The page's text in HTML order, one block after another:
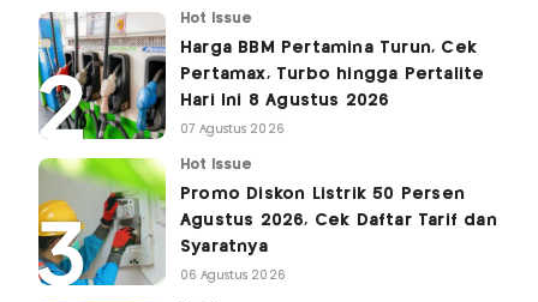
Hot Issue
Harga BBM Pertamina Turun, Cek
Pertamax, Turbo hingga Pertalite
Hari Ini 8 Agustus 2026
07 Agustus 2026
Hot Issue
Promo Diskon Listrik 50 Persen
Agustus 2026, Cek Daftar Tarif dan
Syaratnya
06 Agustus 2026